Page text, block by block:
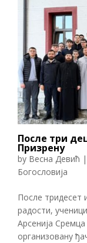
После три
Призрену
by Весна Девић |
Богословија
После тридесет
радости,
Арсенија
организовану